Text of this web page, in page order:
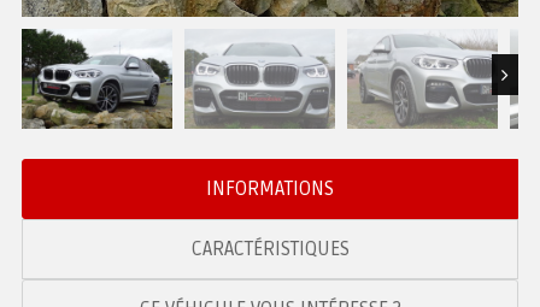
Next
INFORMATIONS
CARACTÉRISTIQUES